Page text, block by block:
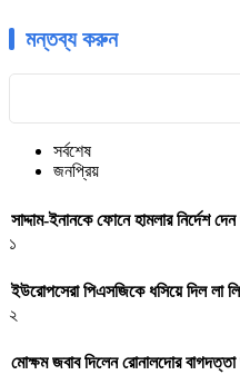
মন্তব্য করুন
সর্বশেষ
জনপ্রিয়
সাদ্দাম-ইনানকে ফোনে হামলার নির্দেশ
১
ইউরোপসেরা পিএসজিকে ধসিয়ে দিল লা
২
মোক্ষম জবাব দিলেন রোনালদোর বাগদত্তা